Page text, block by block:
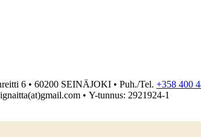
6 • 60200 SEINÄJOKI • Puh./Tel. +358 400
• Y-tunnus: 2921924-1